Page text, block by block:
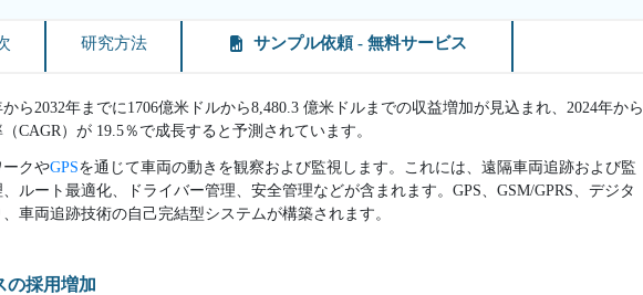
研究方法 サンプル依頼 - 無料サービス
ら2032年までに1706億米ドルから8,480.3 億米ドルまでの収益増加が見込まれ、2024年から
CAGR）が 19.5％で成長すると予測されています。
クやGPSを通じて車両の動きを観察および監視します。これには、遠隔車両追跡および監
ルート最適化、ドライバー管理、安全管理などが含まれます。GPS、GSM/GPRS、デジタ
車両追跡技術の自己完結型システムが構築されます。
の採用増加